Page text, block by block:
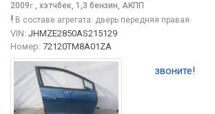
2009г., хэтчбек, 1,3 бензин, АКПП
! В составе агрегата: дверь передняя правая
VIN: JHMZE2850AS215129
Номер: 72120TM8A01ZA
звоните!